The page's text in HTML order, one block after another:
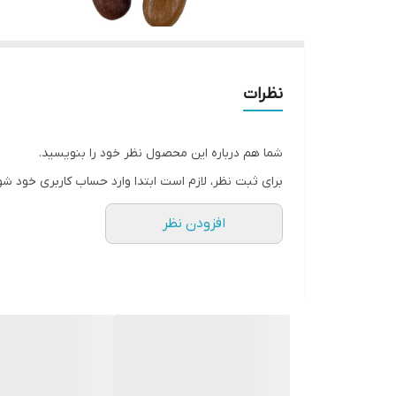
نظرات
شما هم درباره این محصول نظر خود را بنویسید.
برای ثبت نظر، لازم است ابتدا وارد حساب کاربری خود
افزودن نظر